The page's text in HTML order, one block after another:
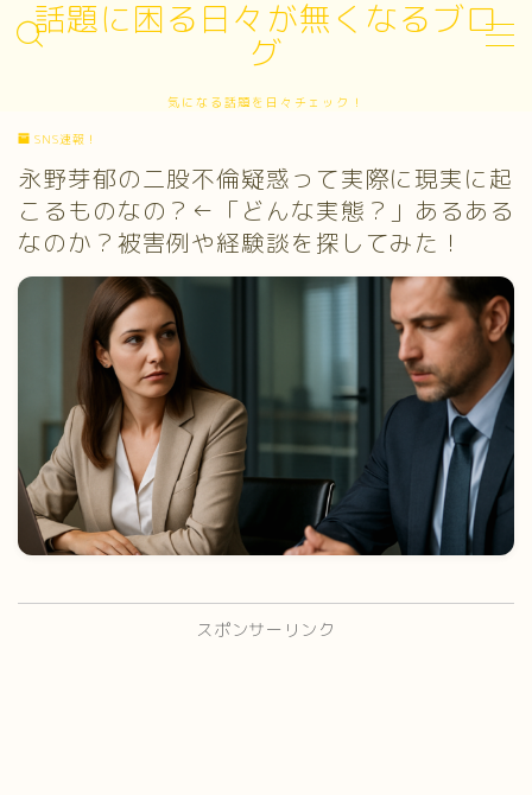
話題に困る日々が無くなるブロ
グ
気になる話題を日々チェック！
サイトマップ
デモプリセット記事 #3
プライバシーポリシー
プライバシーポリシー
プロフィール
利用規約／特定商取引法に基づく表記
有料記事の決済完了ページ
運営者情報
SNS速報！
永野芽郁の二股不倫疑惑って実際に現実に起
こるものなの？←「どんな実態？」あるある
なのか？被害例や経験談を探してみた！
スポンサーリンク